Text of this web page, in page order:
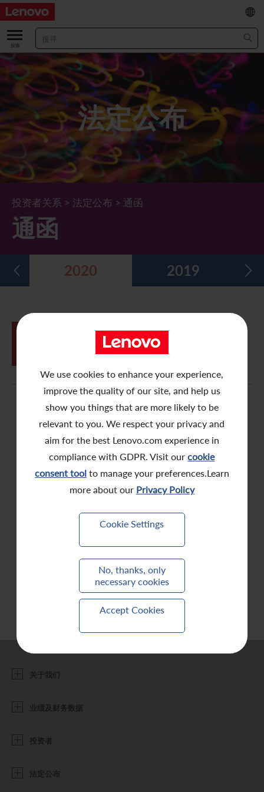
We use cookies to enhance your experience,
improve the quality of our site, and help us
show you things that are more likely to be
relevant to you. We respect your privacy and
aim for the best Lenovo.com experience in
compliance with GDPR. Visit ourcookie
consent toolto manage your preferences.Learn
more about our Privacy Policy
Cookie Settings
No, thanks, only
necessary cookies
Accept Cookies
关于我们
关于公司
董事长兼首席执行官报告书
管理团队 (英文版)
公司资料
Lenovo.com
公司新闻
业绩及财务数据
主要财务数据
业绩及推介材料
综合损益表
综合全面收益表
综合资产负债表
五年财务摘要
投资者
股票资料
股价资讯
新投资者
投资者活动年历
过去投资者活动
股息资料
奖项与嘉许
法定公布
最新消息
年报/中期报告
公告
月报表/翌日披露报表
致非登记股东函件
股份购回报告 (于二零零八年七月四日或之前)
公告 (补发已遗失的股份证明书)
附属公司董事名单
企业管治
董事会
董事委员会
股东权利
可持续发展
董事会对环境、社会及管治事宜的监管
环境、社会及管治报告
联合国可持续发展目标
新闻和资源
多媒体资料库
EN
/
繁
法定公布
投资者关系 > 法定公布 > 通函
通函
2020 2019
购回股份及发行股份的一般性授权、重
选董事及股东周年大会通告
关于我们
业绩及财务数据
投资者
法定公布